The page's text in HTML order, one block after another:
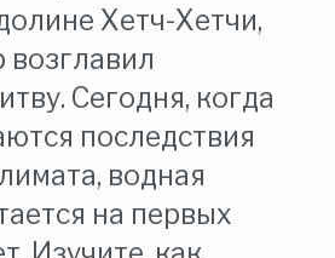
Хетч-Хетчи,
Сегодня, когда
последствия
водная
на первых